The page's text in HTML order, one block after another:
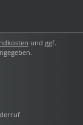
und ggf.